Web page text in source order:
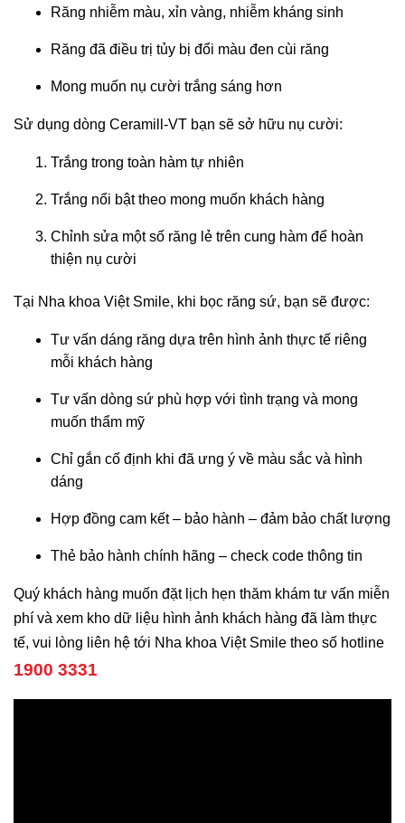
Răng nhiễm màu, xỉn vàng, nhiễm kháng sinh
Răng đã điều trị tủy bị đổi màu đen cùi răng
Mong muốn nụ cười trắng sáng hơn
Sử dụng dòng Ceramill-VT bạn sẽ sở hữu nụ cười:
Trắng trong toàn hàm tự nhiên
Trắng nổi bật theo mong muốn khách hàng
Chỉnh sửa một số răng lẻ trên cung hàm để hoàn
thiện nụ cười
Tại Nha khoa Việt Smile, khi bọc răng sứ, bạn sẽ được:
Tư vấn dáng răng dựa trên hình ảnh thực tế riêng
mỗi khách hàng
Tư vấn dòng sứ phù hợp với tình trạng và mong
muốn thẩm mỹ
Chỉ gắn cố định khi đã ưng ý về màu sắc và hình
dáng
Hợp đồng cam kết – bảo hành – đảm bảo chất lượng
Thẻ bảo hành chính hãng – check code thông tin
Quý khách hàng muốn đặt lịch hẹn thăm khám tư vấn miễn
phí và xem kho dữ liệu hình ảnh khách hàng đã làm thực
tế, vui lòng liên hệ tới Nha khoa Việt Smile theo số hotline
1900 3331